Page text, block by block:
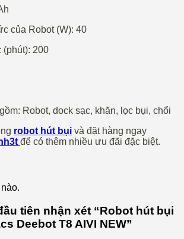
của Robot (W): 40
200
Robot, dock sạc, khăn, lọc bụi, chổi
robot hút bụi và đặt hàng ngay
để có thêm nhiều ưu đãi đặc biệt.
tiên nhận xét “Robot hút bụi
Deebot T8 AIVI NEW”